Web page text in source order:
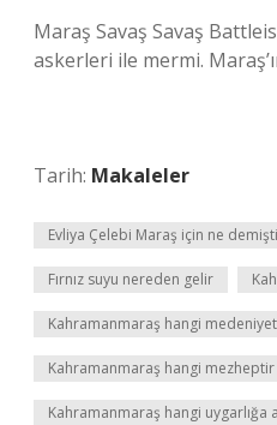
Maraş Savaş Savaş
askerleri ile mermi.
Tarih: Makaleler
Evliya Çelebi Maraş için ne
Fırnız suyu nereden gelir
Kahramanmaraş hangi
Kahramanmaraş hangi mezheptir
Kahramanmaraş hangi uygarlığa